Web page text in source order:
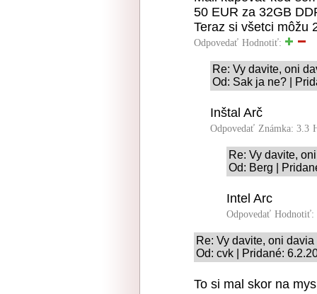
50 EUR za 32GB
Teraz si všetci môžu
Odpovedať Hodnotiť:
Re: Vy davite, oni
Od: Sak ja ne? |
Inštal Arč
Odpovedať Známka: 3.3
Re: Vy davite,
Od: Berg |
Intel Arc
Odpovedať Hodnotiť:
Re: Vy davite, oni davia
Od: cvk | Pridané:
To si mal skor na